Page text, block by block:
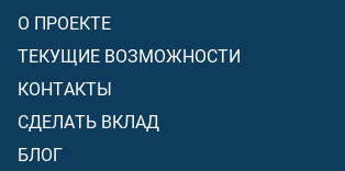
О ПРОЕКТЕ
ТЕКУЩИЕ ВОЗМОЖНОСТИ
КОНТАКТЫ
СДЕЛАТЬ ВКЛАД
БЛОГ